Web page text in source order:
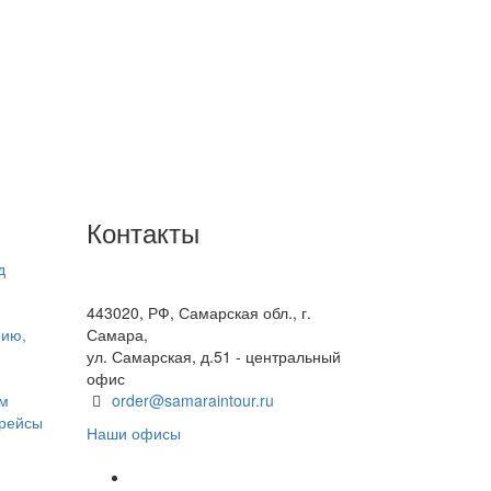
Контакты
443020, РФ, Самарская обл., г.
Самара,
ул. Самарская, д.51 - центральный
офис
order@samaraintour.ru
Наши офисы